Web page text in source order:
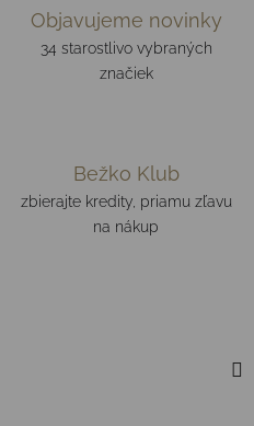
Objavujeme novinky
34 starostlivo vybraných
značiek
Bežko Klub
zbierajte kredity, priamu zľavu
na nákup